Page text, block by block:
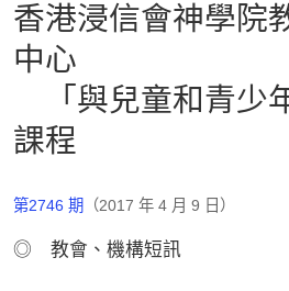
香港浸信會神學院
中心
「與兒童和青少
課程
第2746 期 （2017 年 4 月 9 日）
◎ 教會、機構短訊